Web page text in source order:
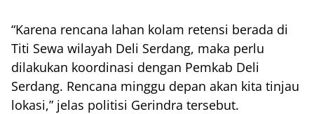
“Karena rencana lahan kolam retensi berada di
Titi Sewa wilayah Deli Serdang, maka perlu
dilakukan koordinasi dengan Pemkab Deli
Serdang. Rencana minggu depan akan kita tinjau
lokasi,” jelas politisi Gerindra tersebut.